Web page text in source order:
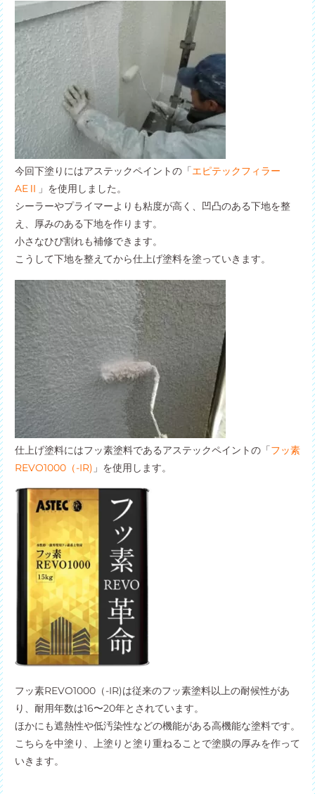
今回下塗りにはアステックペイントの「エピテックフィラー
AEⅡ 」を使用しました。
シーラーやプライマーよりも粘度が高く、凹凸のある下地を整
え、厚みのある下地を作ります。
小さなひび割れも補修できます。
こうして下地を整えてから仕上げ塗料を塗っていきます。
仕上げ塗料にはフッ素塗料であるアステックペイントの「フッ素
REVO1000（-IR) 」を使用します。
フッ素REVO1000（-IR)は従来のフッ素塗料以上の耐候性があ
り、耐用年数は16〜20年とされています。
ほかにも遮熱性や低汚染性などの機能がある高機能な塗料です。
こちらを中塗り、上塗りと塗り重ねることで塗膜の厚みを作って
いきます。